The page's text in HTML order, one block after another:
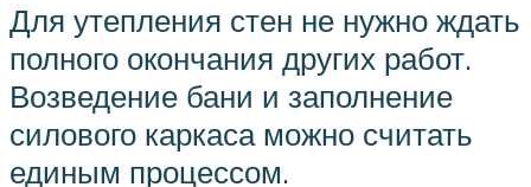
Для утепления стен не нужно ждать
полного окончания других работ.
Возведение бани и заполнение
силового каркаса можно считать
единым процессом.